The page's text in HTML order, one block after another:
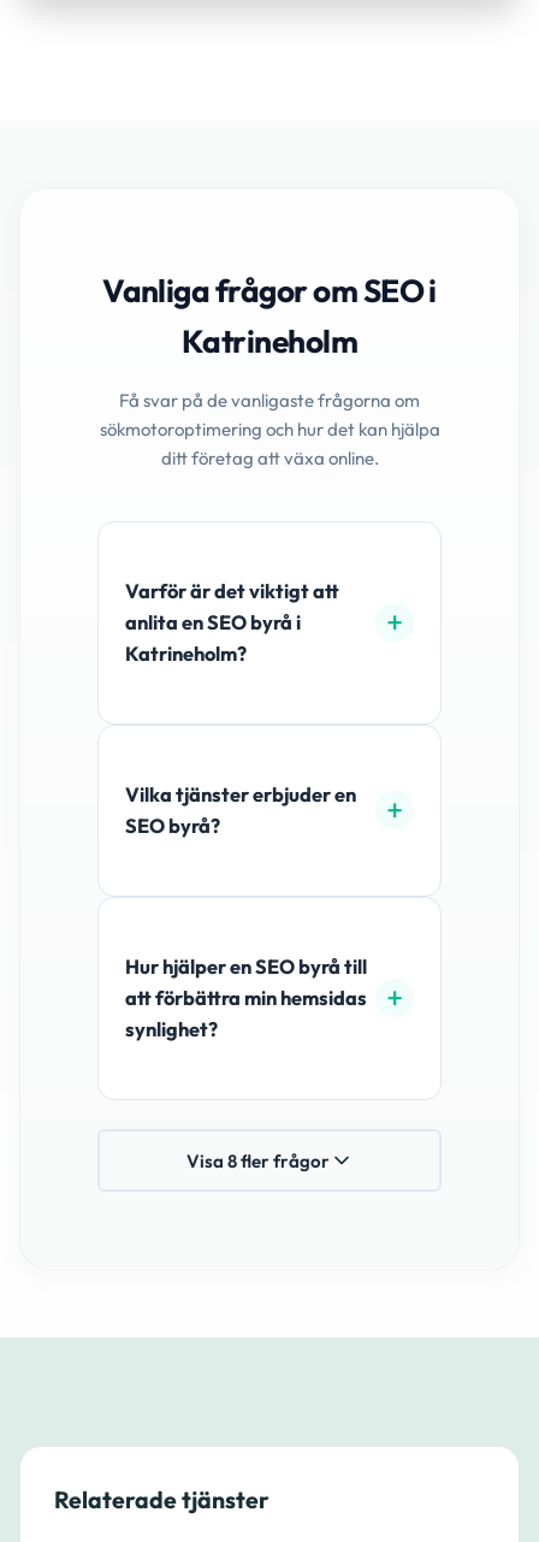
Vanliga frågor om SEO i
Katrineholm
Få svar på de vanligaste frågorna om
sökmotoroptimering och hur det kan hjälpa
ditt företag att växa online.
Varför är det viktigt att
anlita en SEO byrå i
Katrineholm?
Vilka tjänster erbjuder en
SEO byrå?
Hur hjälper en SEO byrå till
att förbättra min hemsidas
synlighet?
Visa 8 fler frågor
Relaterade tjänster